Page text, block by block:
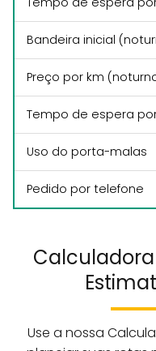
Bandeira inicial
Preço por km
Tempo de espera
Uso do porta-malas
Pedido por telefone
Calculadora
Use a nossa